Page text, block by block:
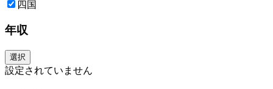
四国
年収
選択
設定されていません